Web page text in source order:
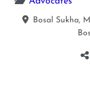
Bosal Sukha,